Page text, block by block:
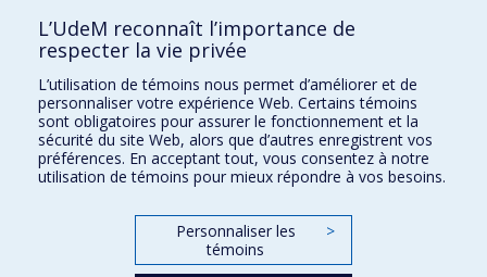
Comment soutenir le Département?
BESOIN D'AIDE?
Plan du site
Signaler une erreur
Accessibilité
FACULTÉ DES ARTS ET DES SCIENCES
Nos départements et écoles
L’UdeM reconnaît l’importance de
respecter la vie privée
L’utilisation de témoins nous permet d’améliorer et de
personnaliser votre expérience Web. Certains témoins
sont obligatoires pour assurer le fonctionnement et la
sécurité du site Web, alors que d’autres enregistrent vos
préférences. En acceptant tout, vous consentez à notre
utilisation de témoins pour mieux répondre à vos besoins.
Personnaliser les
témoins
>